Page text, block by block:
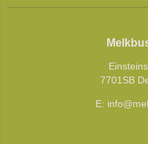
7701SB
E: